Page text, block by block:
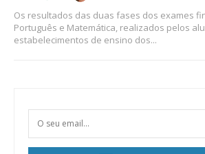
Os resultados das duas fases dos exames
Português e Matemática, realizados pelos
estabelecimentos de ensino dos...